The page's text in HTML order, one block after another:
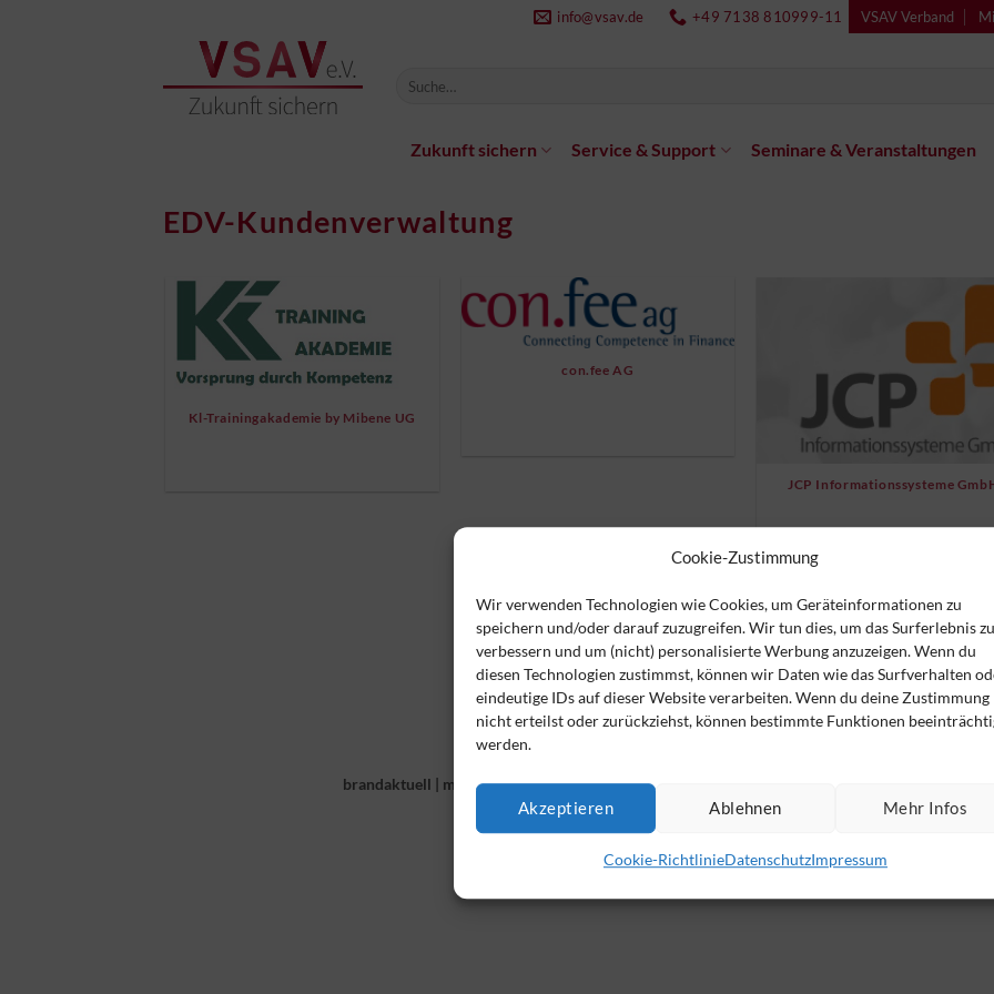
Cookie-Zustimmung
Wir verwenden Technologien wie Cookies, um Geräteinformationen zu
speichern und/oder darauf zuzugreifen. Wir tun dies, um das Surferlebnis zu
verbessern und um (nicht) personalisierte Werbung anzuzeigen. Wenn du
diesen Technologien zustimmst, können wir Daten wie das Surfverhalten
eindeutige IDs auf dieser Website verarbeiten. Wenn du deine Zustimmung
nicht erteilst oder zurückziehst, können bestimmte Funktionen
werden.
Akzeptieren Ablehnen Mehr Infos
Cookie-RichtlinieDatenschutzImpressum
info@vsav.de +49 7138 810999-11 VSAV Verband
Zukunft sichern Service & Support Seminare & Veranstaltungen
EDV-Kundenverwaltung
Kl-Trainingakademie by Mibene UG
con.fee AG
JCP Informationssysteme
brandaktuell mit vielen Tipps und konkreten Hilfen mit wirkungsvollen Angeboten nur für
Jetzt anmelden